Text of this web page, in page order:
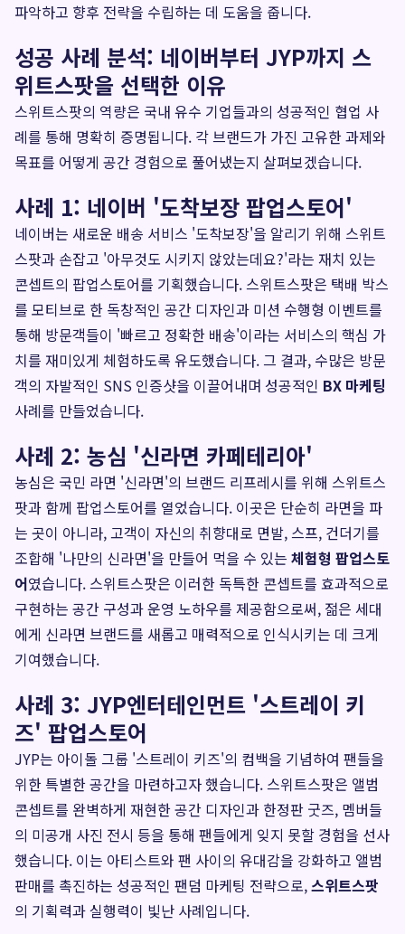
파악하고 향후 전략을 수립하는 데 도움을 줍니다.
성공 사례 분석: 네이버부터 JYP까지 스
위트스팟을 선택한 이유
스위트스팟의 역량은 국내 유수 기업들과의 성공적인 협업 사
례를 통해 명확히 증명됩니다. 각 브랜드가 가진 고유한 과제와
목표를 어떻게 공간 경험으로 풀어냈는지 살펴보겠습니다.
사례 1: 네이버 '도착보장 팝업스토어'
네이버는 새로운 배송 서비스 '도착보장'을 알리기 위해 스위트
스팟과 손잡고 '아무것도 시키지 않았는데요?'라는 재치 있는
콘셉트의 팝업스토어를 기획했습니다. 스위트스팟은 택배 박스
를 모티브로 한 독창적인 공간 디자인과 미션 수행형 이벤트를
통해 방문객들이 '빠르고 정확한 배송'이라는 서비스의 핵심 가
치를 재미있게 체험하도록 유도했습니다. 그 결과, 수많은 방문
객의 자발적인 SNS 인증샷을 이끌어내며 성공적인 BX 마케팅
사례를 만들었습니다.
사례 2: 농심 '신라면 카페테리아'
농심은 국민 라면 '신라면'의 브랜드 리프레시를 위해 스위트스
팟과 함께 팝업스토어를 열었습니다. 이곳은 단순히 라면을 파
는 곳이 아니라, 고객이 자신의 취향대로 면발, 스프, 건더기를
조합해 '나만의 신라면'을 만들어 먹을 수 있는 체험형 팝업스토
어였습니다. 스위트스팟은 이러한 독특한 콘셉트를 효과적으로
구현하는 공간 구성과 운영 노하우를 제공함으로써, 젊은 세대
에게 신라면 브랜드를 새롭고 매력적으로 인식시키는 데 크게
기여했습니다.
사례 3: JYP엔터테인먼트 '스트레이 키
즈' 팝업스토어
JYP는 아이돌 그룹 '스트레이 키즈'의 컴백을 기념하여 팬들을
위한 특별한 공간을 마련하고자 했습니다. 스위트스팟은 앨범
콘셉트를 완벽하게 재현한 공간 디자인과 한정판 굿즈, 멤버들
의 미공개 사진 전시 등을 통해 팬들에게 잊지 못할 경험을 선사
했습니다. 이는 아티스트와 팬 사이의 유대감을 강화하고 앨범
판매를 촉진하는 성공적인 팬덤 마케팅 전략으로,스위트스팟
의 기획력과 실행력이 빛난 사례입니다.